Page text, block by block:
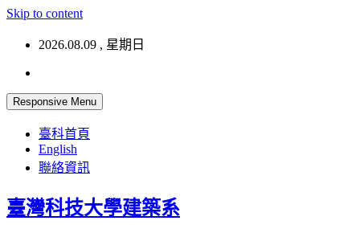
Skip to content
2026.08.09 , 星期日
Responsive Menu
臺科首頁
English
聯絡資訊
臺灣科技大學建築系